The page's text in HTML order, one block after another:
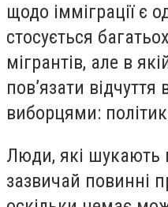
щодо імміграції є
стосується
мігрантів, але в
пов’язати
виборцями:
Люди, які шукають
зазвичай повинні